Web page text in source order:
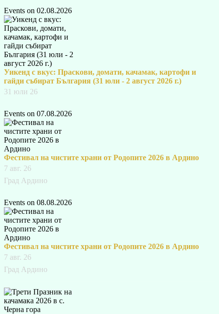
Events on 02.08.2026
Уикенд с вкус: Праскови, домати, качамак, картофи и
гайди събират България (31 юли - 2 август 2026 г.)
31 юли 26
Events on 07.08.2026
Фестивал на чистите храни от Родопите 2026 в Ардино
7 авг. 26
Град Ардино
Events on 08.08.2026
Фестивал на чистите храни от Родопите 2026 в Ардино
7 авг. 26
Град Ардино